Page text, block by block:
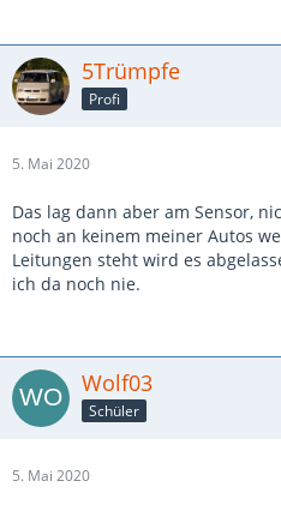
5Trümpfe
Profi
5. Mai 2020
Das lag dann aber am Sensor,
noch an keinem meiner Autos
Leitungen steht wird es
ich da noch nie.
Wolf03
Schüler
5. Mai 2020